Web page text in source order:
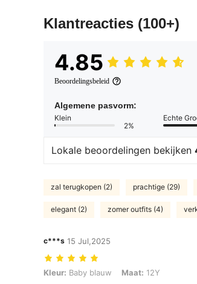
Klantreacties (100+)
4.85
Beoordelingsbeleid
Algemene pasvorm:
Klein
2%
Echte
Lokale beoordelingen bekijken
zal terugkopen (2) prachtige (29)
elegant (2) zomer outfits (4)
c***s 15 Jul,2025
Kleur: Baby blauw, Maat: 12Y
Kleur: Baby blauw Maat: 12Y